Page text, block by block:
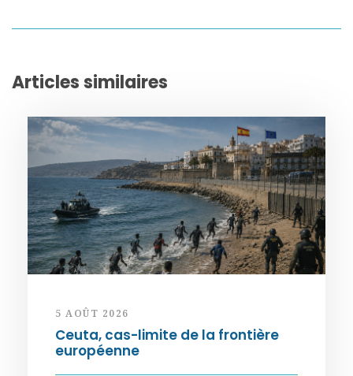
Articles similaires
5 AOÛT 2026
Ceuta, cas-limite de la frontière
européenne